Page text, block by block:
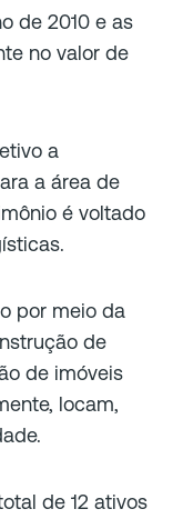
de 2010 e as
no valor de
a
a área de
é voltado
por meio da
de
de imóveis
locam,
de 12 ativos